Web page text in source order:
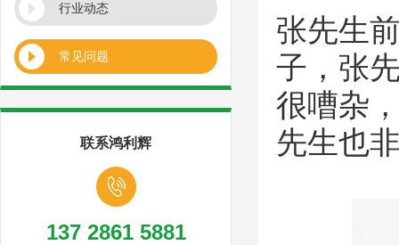
行业动态
常见问题
联系鸿利辉
137 2861 5881
张先生
子，张
很嘈杂
先生也